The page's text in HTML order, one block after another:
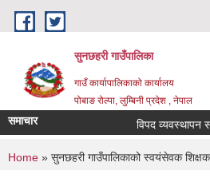
Skip to main content
सुनछहरी गाउँपालिका
गाउँ कार्यापालिकाको कार्यालय
पोबाङ रोल्पा, लुम्बिनी प्रदेश , नेपाल
समाचार विपद व्यवस्थापन
You are here
Home » सुनछहरी गाउँपालिकाको स्वयंसेवक शिक्षक